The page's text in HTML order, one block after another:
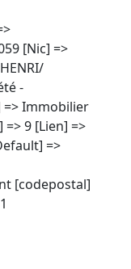
[Nic] =>
-
=> Immobilier
9 [Lien] =>
=>
[codepostal]